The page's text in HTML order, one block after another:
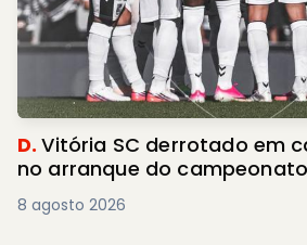
D.Vitória SC derrotado em
no arranque do campeonato
8 agosto 2026